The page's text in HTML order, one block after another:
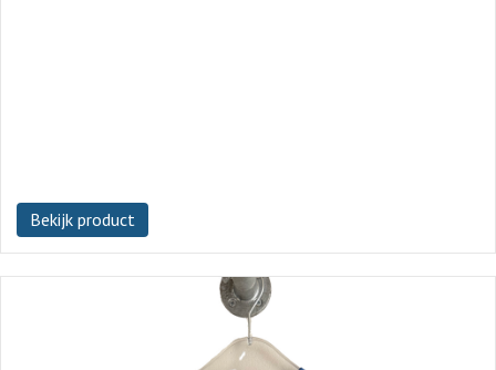
Bekijk product